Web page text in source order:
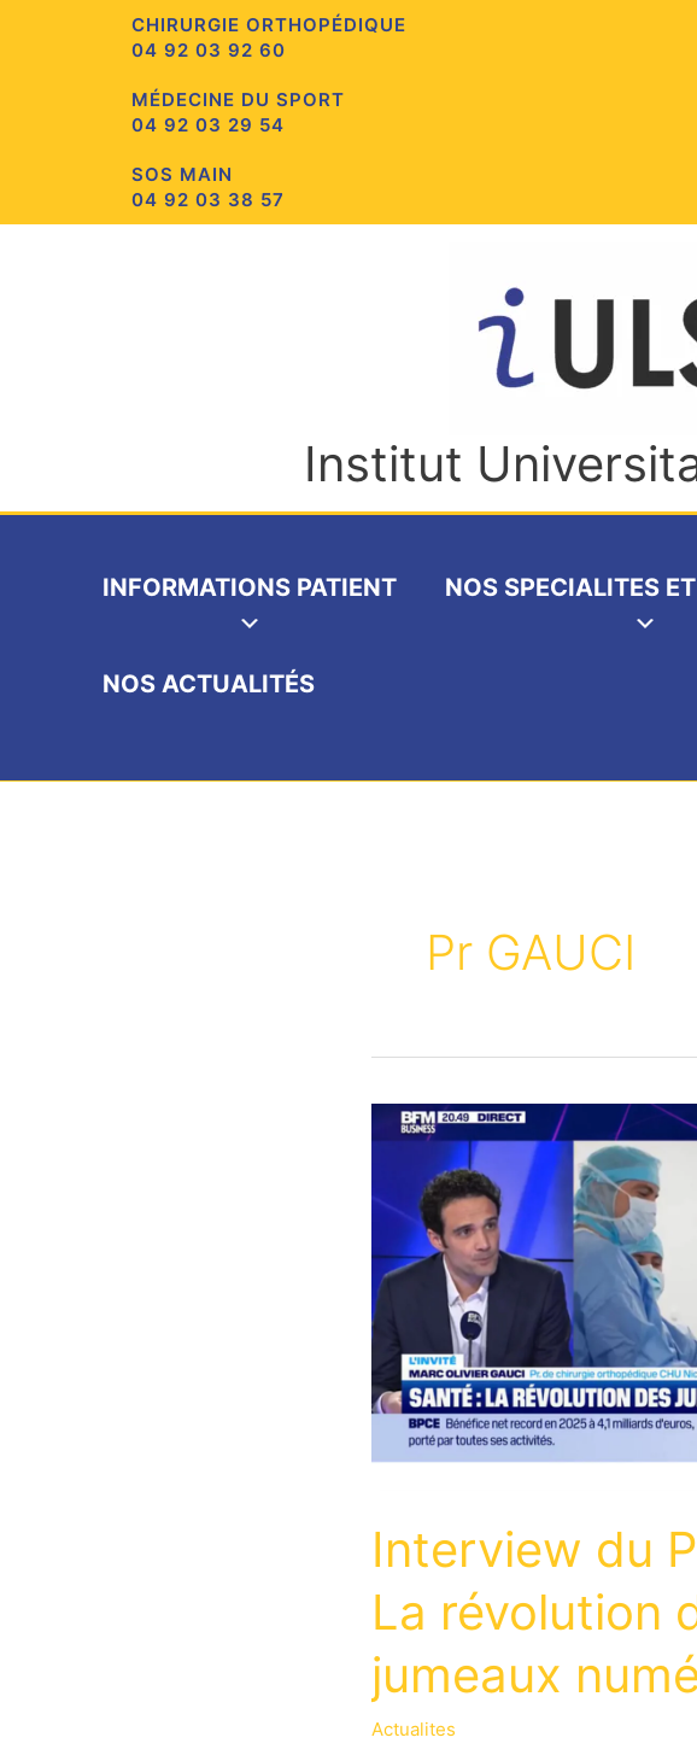
CHIRURGIE ORTHOPÉDIQUE
04 92 03 92 60
MÉDECINE DU SPORT
04 92 03 29 54
SOS MAIN
04 92 03 38 57
Institut
INFORMATIONS PATIENT NOS SPECIALITES
NOS ACTUALITÉS
Pr GAUCI
Interview du
La révolution
jumeaux
Actualites